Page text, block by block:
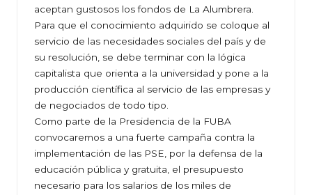
aceptan gustosos los fondos de La Alumbrera.
Para que el conocimiento adquirido se coloque al
servicio de las necesidades sociales del país y de
su resolución, se debe terminar con la lógica
capitalista que orienta a la universidad y pone a la
producción científica al servicio de las empresas y
de negociados de todo tipo.
Como parte de la Presidencia de la FUBA
convocaremos a una fuerte campaña contra la
implementación de las PSE, por la defensa de la
educación pública y gratuita, el presupuesto
necesario para los salarios de los miles de